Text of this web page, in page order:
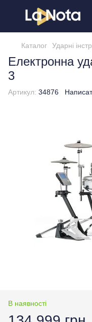
Каталог Ударні
Електронна
3
Артикул: 34876
В наявності